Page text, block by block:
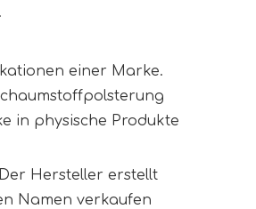
einer Marke.
in physische Produkte
Hersteller erstellt
Namen verkaufen